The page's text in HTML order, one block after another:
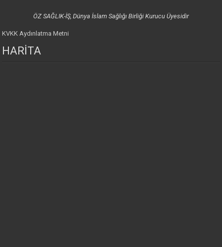
ÖZ SAĞLIK-İŞ, Dünya İslam Sağlığı Birliği Kurucu Üyesidir
KVKK Aydınlatma Metni
HARİTA